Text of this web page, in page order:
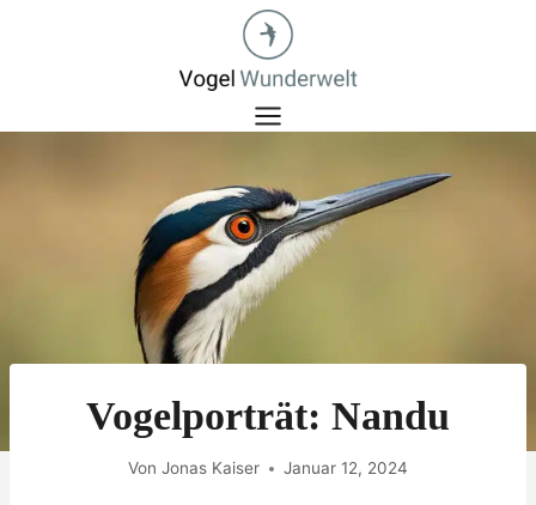
Vogelporträt: Nandu
Von Jonas Kaiser Januar 12, 2024